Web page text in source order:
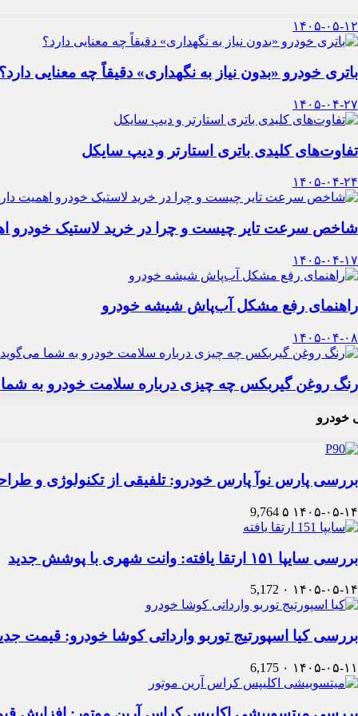
۱۴۰۵-۰۵-۱۲
باتری خودرو «بدون نیاز به نگهداری» دقیقاً چه معنایی دارد؟
۱۴۰۵-۰۴-۲۷
تفاوت‌های کلیدی باتری استارتر و دیپ سایکل
۱۴۰۵-۰۴-۲۴
شاخص سرعت تایر چیست و چرا در خرید لاستیک خودرو
۱۴۰۵-۰۴-۱۷
راهنمای رفع مشکل آب‌پاش شیشه خودرو
۱۴۰۵-۰۴-۰۸
رنگ روغن گیربکس چه چیزی درباره سلامت خودرو به
خودرو
بررسی پارس نوآ پارس خودرو: تلفیقی از تکنولوژی و
۱۴۰۵-۰۵-۱۴ ۵ 9,764
بررسی سایپا ۱۵۱ ارتقا یافته: وانت شهری با پوشش جدید
۱۴۰۵-۰۵-۱۴ ۰ 5,172
بررسی کیا اسپورتیج توربو وارداتی کوشا خودرو: قیمت
۱۴۰۵-۰۵-۱۱ ۰ 6,175